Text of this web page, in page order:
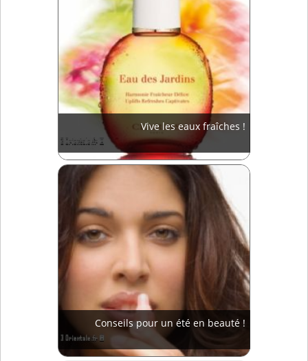
Vive les eaux fraîches !
Conseils pour un été en beauté !